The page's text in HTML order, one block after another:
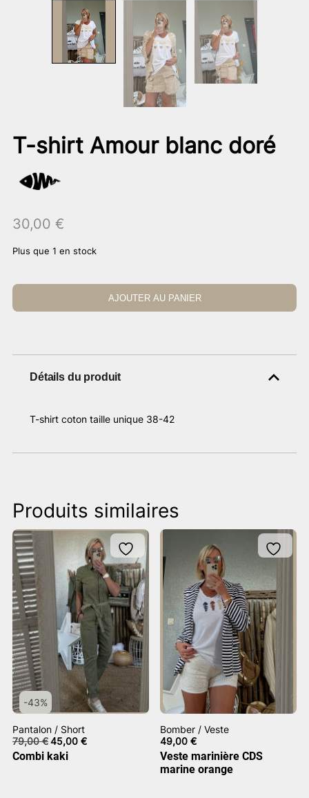
T-shirt Amour blanc doré
30,00 €
Plus que 1 en stock
AJOUTER AU PANIER
Détails du produit
T-shirt coton taille unique 38-42
Produits similaires
-43%
Pantalon / Short
79,00€Le
prix
initial
45,00 €Le
Combi kaki
Bomber / Veste
49,00€
Veste marinière CDS
marine orange